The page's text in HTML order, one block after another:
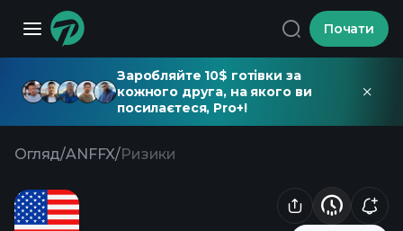
Почати
Заробляйте 10$ готівки за
кожного друга, на якого ви
посилаєтеся, Pro+!
Огляд/ANFFX/Ризики